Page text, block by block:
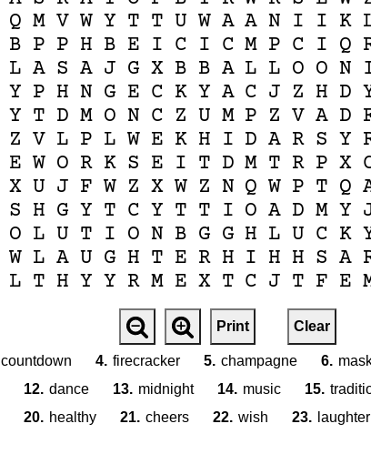
Q M V W Y T T U W A A N I I K
B P P H B E I C I C M P C I Q
L A S A J G X B B A L L O O N
Y P H N G E C K Y A C J Z H D
Y T D M O N C Z U M P Z V A D
Z V L P L W E K H I D A R S Y
E W O R K S E I T D M T R P X
X U J F W Z X W Z N Q W P T Q
S H G Y T C Y T T I O A D M Y
O L U T I O N B G G H L U C K
W L A U G H T E R H I H H S A
L T H Y Y R M E X T C J T F E
Print Clear
countdown 4. firecracker 5. champagne 6.
12. dance 13. midnight 14. music 15.
20. healthy 21. cheers 22. wish 23. laughter